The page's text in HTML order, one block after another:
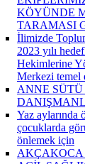
KÖYÜNDE
TARAMASI
İlimizde
2023 yılı
Hekimlerine
Merkezi temel
ANNE
Yaz aylarında
çocuklarda
önlemek için